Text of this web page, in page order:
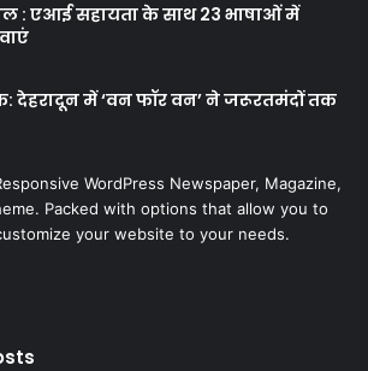
: एआई सहायता के साथ 23 भाषाओं में
देहरादून में ‘वन फॉर वन’ ने जरूरतमंदों तक
WordPress Newspaper, Magazine,
Packed with options that allow you to
your website to your needs.